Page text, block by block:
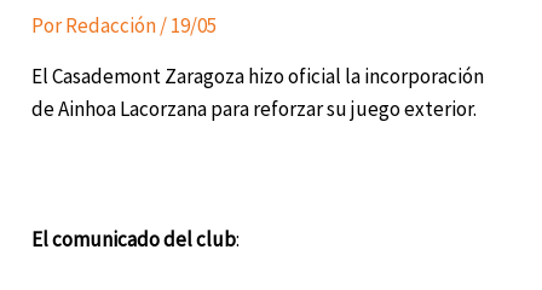
PorRedacción/19/05
El Casademont Zaragoza hizo oficial la incorporación
de Ainhoa Lacorzana para reforzar su juego exterior.
El comunicado del club: